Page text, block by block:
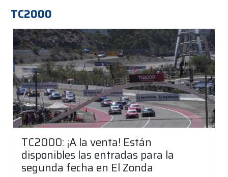
TC2000
TC2000: ¡A la venta! Están
disponibles las entradas para la
segunda fecha en El Zonda